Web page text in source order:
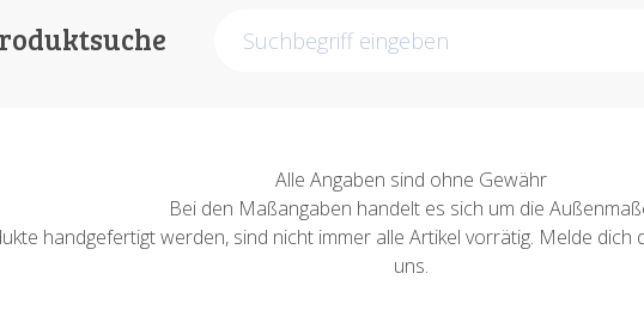
Alle Angaben sind ohne Gewähr
Bei den Maßangaben handelt es sich um die
handgefertigt werden, sind nicht immer alle Artikel vorrätig. Melde
uns.